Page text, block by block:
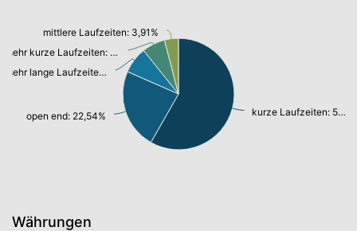
kurze Laufzeiten: 56,22%
open end: 22,54%
sehr lange Laufzeiten: 7,39%
sehr kurze Laufzeiten: 6,47%
mittlere Laufzeiten: 3,91%
Währungen